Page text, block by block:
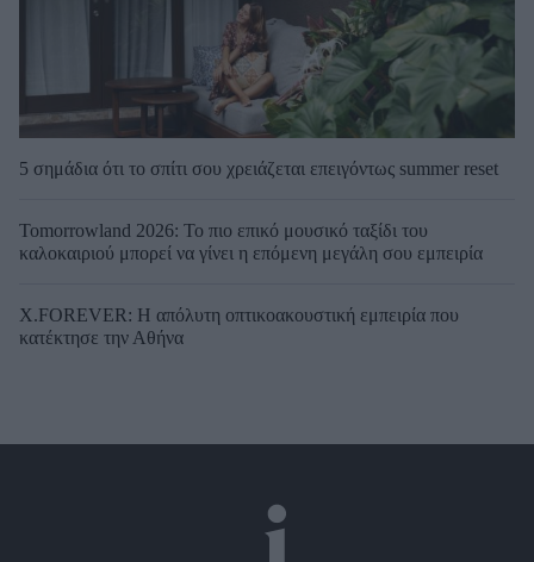
5 σημάδια ότι το σπίτι σου χρειάζεται επειγόντως summer reset
Tomorrowland 2026: Το πιο επικό μουσικό ταξίδι του
καλοκαιριού μπορεί να γίνει η επόμενη μεγάλη σου εμπειρία
X.FOREVER: Η απόλυτη οπτικοακουστική εμπειρία που
κατέκτησε την Αθήνα